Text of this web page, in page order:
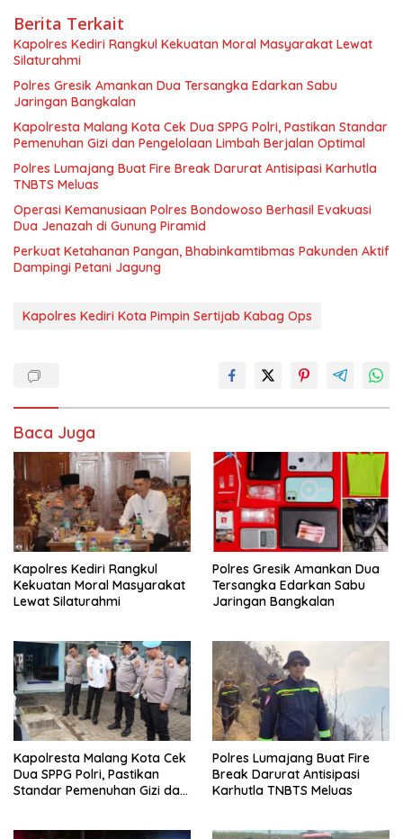
Berita Terkait
Kapolres Kediri Rangkul Kekuatan Moral Masyarakat Lewat
Silaturahmi
Polres Gresik Amankan Dua Tersangka Edarkan Sabu
Jaringan Bangkalan
Kapolresta Malang Kota Cek Dua SPPG Polri, Pastikan Standar
Pemenuhan Gizi dan Pengelolaan Limbah Berjalan Optimal
Polres Lumajang Buat Fire Break Darurat Antisipasi Karhutla
TNBTS Meluas
Operasi Kemanusiaan Polres Bondowoso Berhasil Evakuasi
Dua Jenazah di Gunung Piramid
Perkuat Ketahanan Pangan, Bhabinkamtibmas Pakunden Aktif
Dampingi Petani Jagung
Kapolres Kediri Kota Pimpin Sertijab Kabag Ops
Baca Juga
Kapolres Kediri Rangkul
Kekuatan Moral Masyarakat
Lewat Silaturahmi
Polres Gresik Amankan Dua
Tersangka Edarkan Sabu
Jaringan Bangkalan
Kapolresta Malang Kota Cek
Dua SPPG Polri, Pastikan
Standar Pemenuhan Gizi dan
Polres Lumajang Buat Fire
Break Darurat Antisipasi
Karhutla TNBTS Meluas